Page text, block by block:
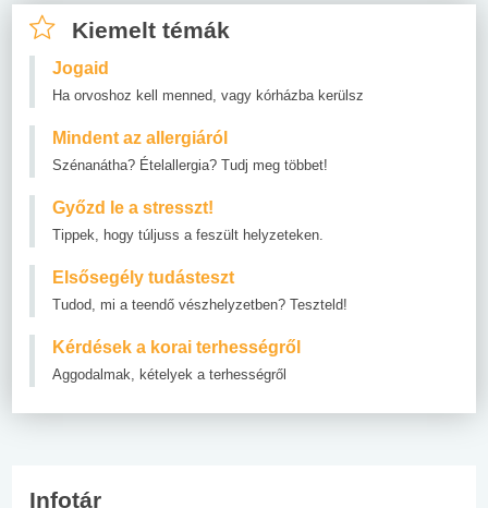
Kiemelt témák
Jogaid
Ha orvoshoz kell menned, vagy kórházba kerülsz
Mindent az allergiáról
Szénanátha? Ételallergia? Tudj meg többet!
Győzd le a stresszt!
Tippek, hogy túljuss a feszült helyzeteken.
Elsősegély tudásteszt
Tudod, mi a teendő vészhelyzetben? Teszteld!
Kérdések a korai terhességről
Aggodalmak, kételyek a terhességről
Infotár